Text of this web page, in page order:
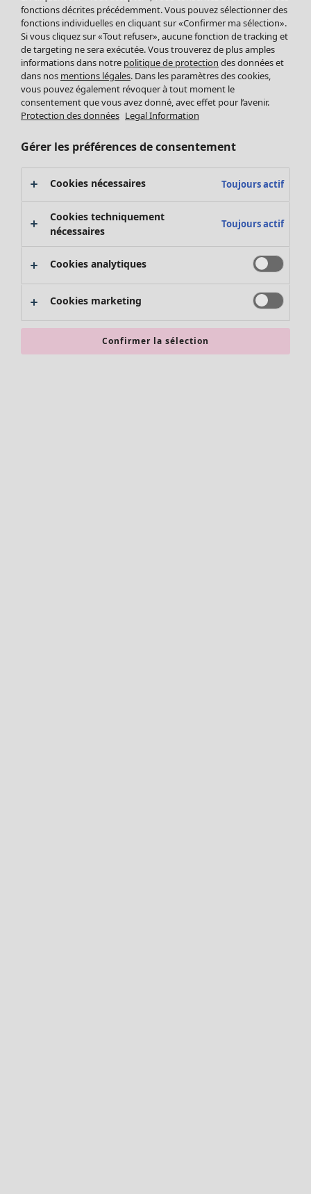
Leggings et collants
Accessoires
Chaussures
Vêtements de bain
Basics
Soldes Mobilier
Bonnes affaires déco
Décoration
Textiles
Tapis
Éponge
Promos SOLDES
Les promos de Gudrun Sjödén
Nouvel arrivage
Bonnes affaires en soldes - jusqu'à -70
fonctions décrites précédemment. Vous pouvez sélectionner des
fonctions individuelles en cliquant sur «Confirmer ma sélection».
Si vous cliquez sur «Tout refuser», aucune fonction de tracking et
de targeting ne sera exécutée. Vous trouverez de plus amples
informations dans notre politique de protection des données et
dans nos mentions légales. Dans les paramètres des cookies,
vous pouvez également révoquer à tout moment le
consentement que vous avez donné, avec effet pour l’avenir.
Protection des données Legal Information
Gérer les préférences de consentement
Cookies nécessaires Toujours actif
Cookies techniquement
nécessaires
Toujours actif
Cookies analytiques
Cookies marketing
Confirmer la sélection